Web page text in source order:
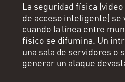
La seguridad física
de acceso inteligente) se
cuando la línea entre
físico se difumina. Un
una sala de servidores o
generar un ataque